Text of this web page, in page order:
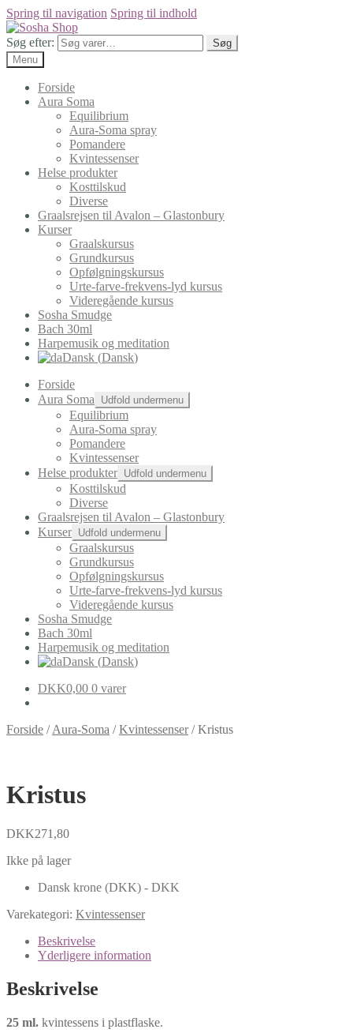
Spring til navigation Spring til indhold
Søg efter:
Søg
Menu
Forside
Aura Soma
Equilibrium
Aura-Soma spray
Pomandere
Kvintessenser
Helse produkter
Kosttilskud
Diverse
Graalsrejsen til Avalon – Glastonbury
Kurser
Graalskursus
Grundkursus
Opfølgningskursus
Urte-farve-frekvens-lyd kursus
Videregående kursus
Sosha Smudge
Bach 30ml
Harpemusik og meditation
Dansk (Dansk)
Forside
Aura Soma
Udfold undermenu
Equilibrium
Aura-Soma spray
Pomandere
Kvintessenser
Helse produkter Udfold undermenu
Kosttilskud
Diverse
Graalsrejsen til Avalon – Glastonbury
Kurser Udfold undermenu
Graalskursus
Grundkursus
Opfølgningskursus
Urte-farve-frekvens-lyd kursus
Videregående kursus
Sosha Smudge
Bach 30ml
Harpemusik og meditation
Dansk (Dansk)
DKK0,00 0 varer
Forside /Aura-Soma /Kvintessenser/Kristus
Kristus
DKK271,80
Ikke på lager
Dansk krone (DKK) - DKK
Varekategori: Kvintessenser
Beskrivelse
Yderligere information
Beskrivelse
25 ml. kvintessens i plastflaske.